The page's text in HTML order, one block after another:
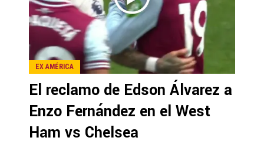
EX AMÉRICA
El reclamo de Edson Álvarez a
Enzo Fernández en el West
Ham vs Chelsea